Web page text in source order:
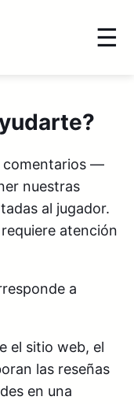
comentarios —
nuestras
al jugador.
atención
a
el sitio web, el
las reseñas
en una